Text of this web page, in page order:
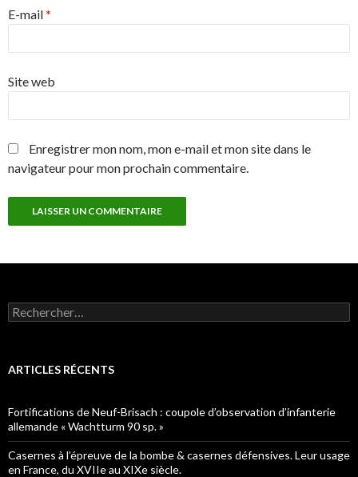
E-mail*
Site web
Enregistrer mon nom, mon e-mail et mon site dans le
navigateur pour mon prochain commentaire.
Rechercher :
ARTICLES RÉCENTS
Fortifications de Neuf-Brisach : coupole d’observation d’infanterie
allemande « Wachtturm 90 sp. »
Casernes à l’épreuve de la bombe & casernes défensives. Leur usage
en France, du XVIIe au XIXe siècle.